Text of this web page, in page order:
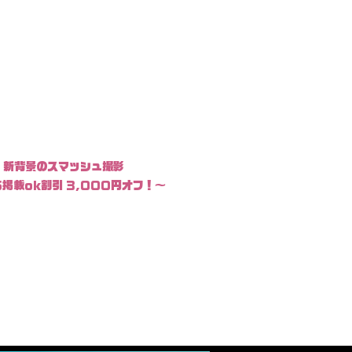
新背景のスマッシュ撮影
載ok割引 3,000円オフ！〜